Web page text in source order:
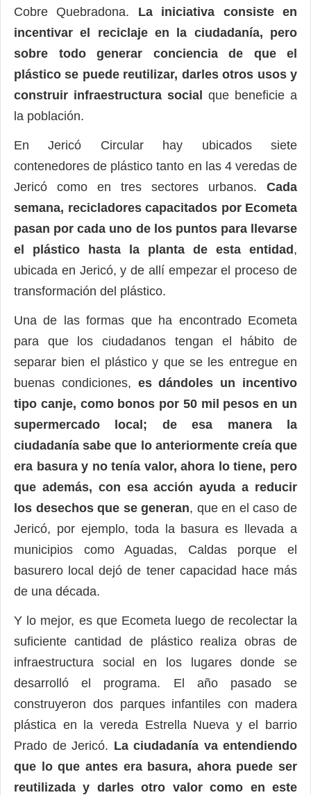
Cobre Quebradona. La iniciativa consiste en
incentivar el reciclaje en la ciudadanía, pero
sobre todo generar conciencia de que el
plástico se puede reutilizar, darles otros usos y
construir infraestructura social
que beneficie a
la población.
En Jericó Circular hay ubicados siete
contenedores de plástico tanto en las 4 veredas de
Jericó como en tres sectores urbanos. Cada
semana, recicladores capacitados por Ecometa
pasan por cada uno de los puntos para llevarse
el plástico hasta la planta de esta entidad ,
ubicada en Jericó, y de allí empezar el proceso de
transformación del plástico.
Una de las formas que ha encontrado Ecometa
para que los ciudadanos tengan el hábito de
separar bien el plástico y que se les entregue en
buenas condiciones, es dándoles un incentivo
tipo canje, como bonos por 50 mil pesos en un
supermercado local; de esa manera la
ciudadanía sabe que lo anteriormente creía que
era basura y no tenía valor, ahora lo tiene, pero
que además, con esa acción ayuda a reducir
los desechos que se generan, que en el caso de
Jericó, por ejemplo, toda la basura es llevada a
municipios como Aguadas, Caldas porque el
basurero local dejó de tener capacidad hace más
de una década.
Y lo mejor, es que Ecometa luego de recolectar la
suficiente cantidad de plástico realiza obras de
infraestructura social en los lugares donde se
desarrolló el programa. El año pasado se
construyeron dos parques infantiles con madera
plástica en la vereda Estrella Nueva y el barrio
Prado de Jericó. La ciudadanía va entendiendo
que lo que antes era basura, ahora puede ser
reutilizada y darles otro valor como en este